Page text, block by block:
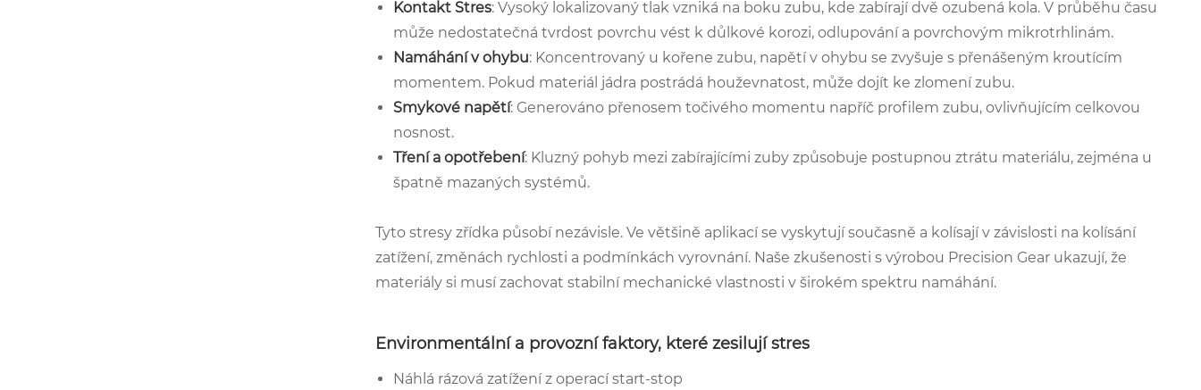
Kontakt Stres: Vysoký lokalizovaný tlak vzniká na boku zubu, kde zabírají dvě ozubená kola. V průběhu času
může nedostatečná tvrdost povrchu vést k důlkové korozi, odlupování a povrchovým mikrotrhlinám.
Namáhání v ohybu: Koncentrovaný u kořene zubu, napětí v ohybu se zvyšuje s přenášeným kroutícím
momentem. Pokud materiál jádra postrádá houževnatost, může dojít ke zlomení zubu.
Smykové napětí: Generováno přenosem točivého momentu napříč profilem zubu, ovlivňujícím celkovou
nosnost.
Tření a opotřebení: Kluzný pohyb mezi zabírajícími zuby způsobuje postupnou ztrátu materiálu, zejména u
špatně mazaných systémů.
Tyto stresy zřídka působí nezávisle. Ve většině aplikací se vyskytují současně a kolísají v závislosti na kolísání
zatížení, změnách rychlosti a podmínkách vyrovnání. Naše zkušenosti s výrobou Precision Gear ukazují, že
materiály si musí zachovat stabilní mechanické vlastnosti v širokém spektru namáhání.
Environmentální a provozní faktory, které zesilují stres
Náhlá rázová zatížení z operací start-stop